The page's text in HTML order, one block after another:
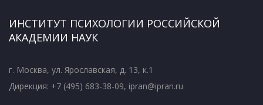
ИНСТИТУТ ПСИХОЛОГИИ РОССИЙСКОЙ
АКАДЕМИИ НАУК
г. Москва, ул. Ярославская, д. 13, к.1
Дирекция: +7 (495) 683-38-09, ipran@ipran.ru